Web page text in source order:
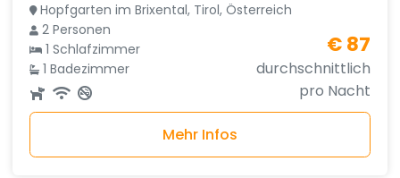
Hopfgarten im Brixental, Tirol, Österreich
2 Personen
1 Schlafzimmer
1 Badezimmer
€ 87
durchschnittlich
pro Nacht
Mehr Infos